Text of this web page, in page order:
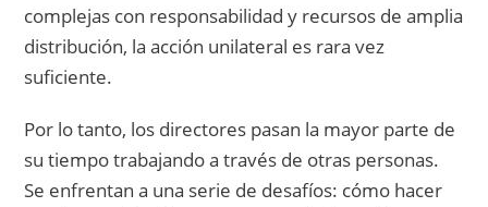
complejas con responsabilidad y recursos de amplia
distribución, la acción unilateral es rara vez
suficiente.
Por lo tanto, los directores pasan la mayor parte de
su tiempo trabajando a través de otras personas.
Se enfrentan a una serie de desafíos: cómo hacer